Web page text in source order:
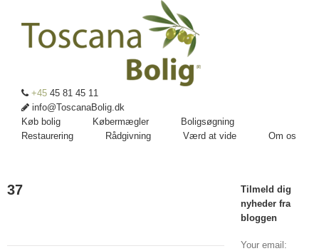
+45 45 81 45 11
info@ToscanaBolig.dk
Køb bolig
Købermægler
Boligsøgning
Restaurering
Rådgivning Værd at vide Om os
37
Tilmeld dig
nyheder fra
bloggen
Your email: